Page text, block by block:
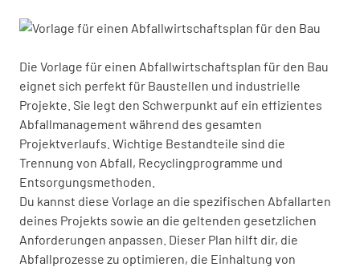
Die Vorlage für einen Abfallwirtschaftsplan für den Bau
eignet sich perfekt für Baustellen und industrielle
Projekte. Sie legt den Schwerpunkt auf ein effizientes
Abfallmanagement während des gesamten
Projektverlaufs. Wichtige Bestandteile sind die
Trennung von Abfall, Recyclingprogramme und
Entsorgungsmethoden.
Du kannst diese Vorlage an die spezifischen Abfallarten
deines Projekts sowie an die geltenden gesetzlichen
Anforderungen anpassen. Dieser Plan hilft dir, die
Abfallprozesse zu optimieren, die Einhaltung von